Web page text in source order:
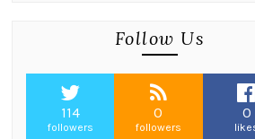
Follow Us
114
followers
0
followers
0